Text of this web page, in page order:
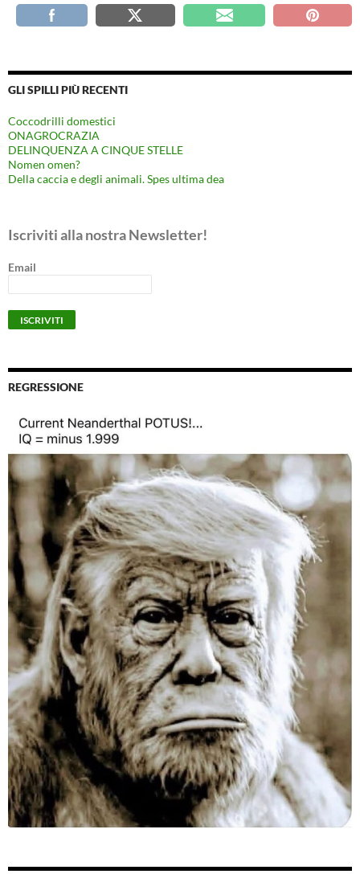
GLI SPILLI PIÙ RECENTI
Coccodrilli domestici
ONAGROCRAZIA
DELINQUENZA A CINQUE STELLE
Nomen omen?
Della caccia e degli animali. Spes ultima dea
Iscriviti alla nostra Newsletter!
Email
REGRESSIONE